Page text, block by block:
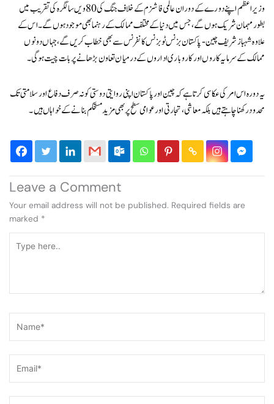
وزیر اعظم اپنے دورے کے دوران عالمی فاشزم کے خلاف جنگ کی 80ویں سالگرہ کی تقریب میں
بطور مہمان شریک ہوں گے، جس میں دنیا کے مختلف ممالک کے رہنما بھی موجود ہوں گے۔ اس کے
علاوہ شہباز شریف چین-پاکستان بزنس ٹو بزنس کانفرنس سے بھی خطاب کریں گے، جہاں دونوں
ممالک کے سرمایہ کاروں اور کاروباری اداروں کے درمیان تعاون بڑھانے پر بات چیت ہوگی۔
یہ دورہ اس امر کی عکاسی کرتا ہے کہ چین اور پاکستان اپنی روایتی دوستی کو نہ صرف دفاع اور سلامتی تک
محدود رکھنا چاہتے ہیں بلکہ معاشی، تجارتی اور عوامی سطح پر بھی مزید مستحکم بنانے کے خواہاں ہیں۔
Leave a Comment
Your email address will not be published. Required fields are
marked *
here..